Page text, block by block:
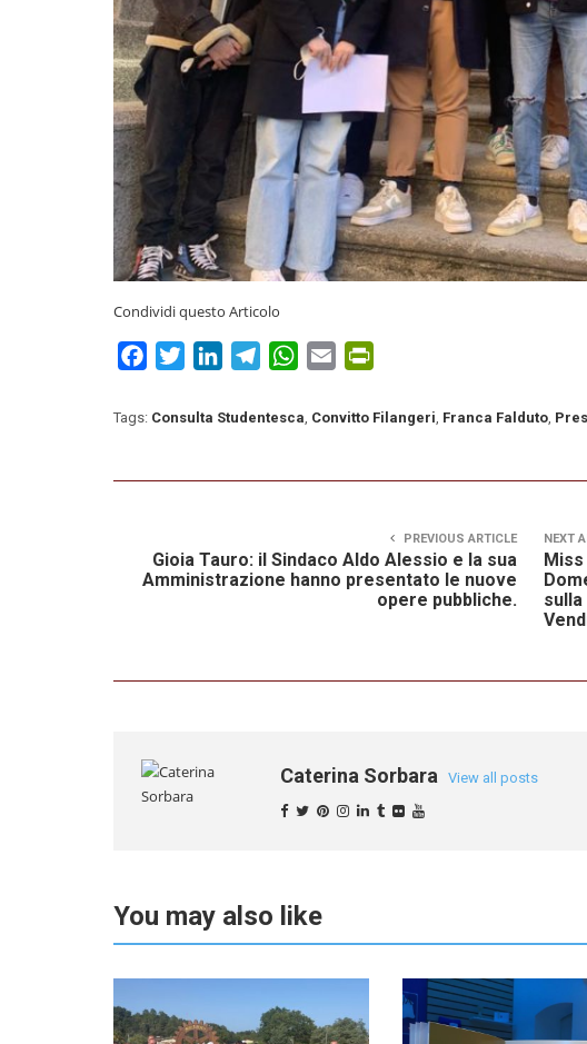
Condividi questo Articolo
FacebookTwitterLinkedInTelegramWhatsApp
Email
Tags: Consulta Studentesca Convitto Filangeri Franca Falduto
PREVIOUS ARTICLE
Gioia Tauro: il Sindaco Aldo Alessio e la sua
Amministrazione hanno presentato le nuove
opere pubbliche.
NEXT
sulla
Caterina Sorbara View all posts
You may also like